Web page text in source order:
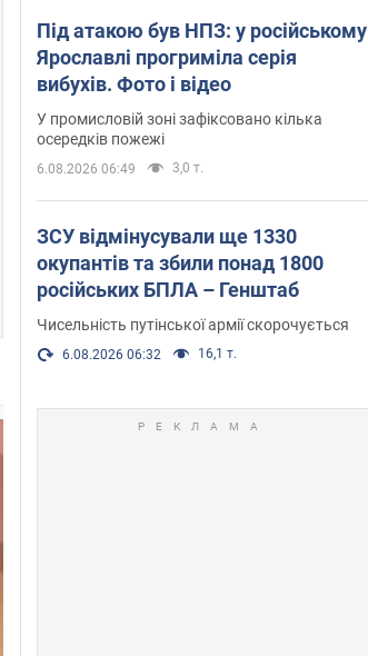
Під атакою був НПЗ: у російському
Ярославлі прогриміла серія
вибухів. Фото і відео
У промисловій зоні зафіксовано кілька
осередків пожежі
6.08.2026 06:49 3,0 т.
ЗСУ відмінусували ще 1330
окупантів та збили понад 1800
російських БПЛА – Генштаб
Чисельність путінської армії скорочується
6.08.2026 06:32 16,1 т.